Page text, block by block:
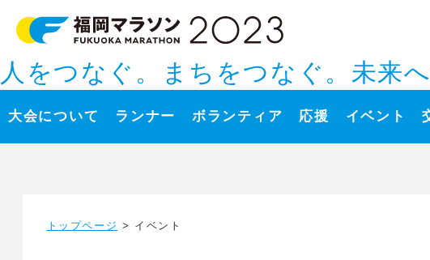
人をつなぐ。まちをつなぐ。未来へ
大会について ランナー ボランティア 応援 イベント
トップページ > イベント